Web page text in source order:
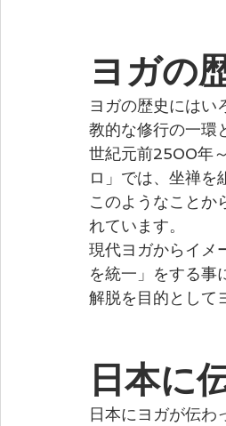
ヨガの
ヨガの歴史にはい
教的な修行の一環
世紀元前2500年
ロ」では、坐禅を
このようなことか
れています。
現代ヨガからイメ
を統一」をする事
解脱を目的として
日本に
日本にヨガが伝